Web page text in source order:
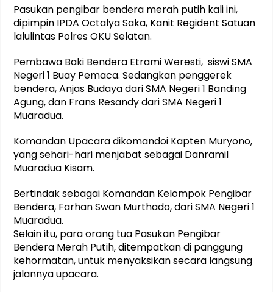
Pasukan pengibar bendera merah putih kali ini,
dipimpin IPDA Octalya Saka, Kanit Regident Satuan
lalulintas Polres OKU Selatan.
Pembawa Baki Bendera Etrami Weresti, siswi SMA
Negeri 1 Buay Pemaca. Sedangkan penggerek
bendera, Anjas Budaya dari SMA Negeri 1 Banding
Agung, dan Frans Resandy dari SMA Negeri 1
Muaradua.
Komandan Upacara dikomandoi Kapten Muryono,
yang sehari-hari menjabat sebagai Danramil
Muaradua Kisam.
Bertindak sebagai Komandan Kelompok Pengibar
Bendera, Farhan Swan Murthado, dari SMA Negeri 1
Muaradua.
Selain itu, para orang tua Pasukan Pengibar
Bendera Merah Putih, ditempatkan di panggung
kehormatan, untuk menyaksikan secara langsung
jalannya upacara.